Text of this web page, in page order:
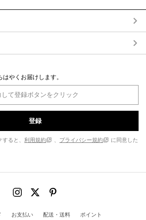
やくお届けします。
登録
ると、 利用規約 、 プライバシー規約
に同意した
お支払い 配送・送料 ポイント